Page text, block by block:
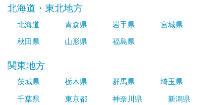
北海道・東北地方
北海道 青森県 岩手県
宮城県
秋田県
山形県 福島県
関東地方
茨城県 栃木県 群馬県
埼玉県
千葉県
東京都 神奈川県
新潟県